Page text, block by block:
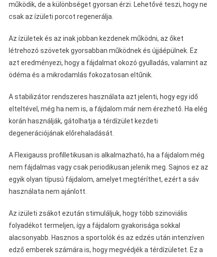
működik, de a különbséget gyorsan érzi. Lehetővé teszi, hogy ne
csak az ízületi porcot regenerálja.
Az ízületek és az inak jobban kezdenek működni, az őket
létrehozó szövetek gyorsabban működnek és újjáépülnek. Ez
azt eredményezi, hogy a fájdalmat okozó gyulladás, valamint az
ödéma és a mikrodamlás fokozatosan eltűnik.
A stabilizátor rendszeres használata azt jelenti, hogy egy idő
elteltével, még ha nem is, a fájdalom már nem érezhető. Ha elég
korán használják, gátolhatja a térdízület kezdeti
degenerációjának előrehaladását.
A Flexigauss profilletikusan is alkalmazható, ha a fájdalom még
nem fájdalmas vagy csak periodikusan jelenik meg. Sajnos ez az
egyik olyan típusú fájdalom, amelyet megtéríthet, ezért a sáv
használata nem ajánlott.
Az izületi zsákot ezután stimuláljuk, hogy több szinoviális
folyadékot termeljen, így a fájdalom gyakorisága sokkal
alacsonyabb. Hasznos a sportolók és az edzés után intenzíven
edző emberek számára is, hogy megvédjék a térdízületet. Ez a